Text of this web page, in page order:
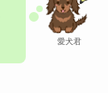
愛犬君